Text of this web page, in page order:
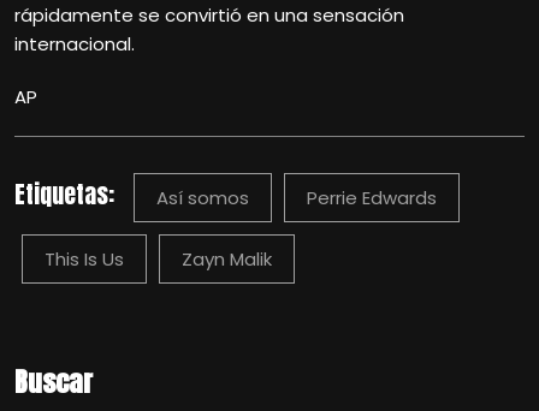
rápidamente se convirtió en una sensación
internacional.
AP
Etiquetas: Así somos Perrie Edwards
This Is Us Zayn Malik
Buscar